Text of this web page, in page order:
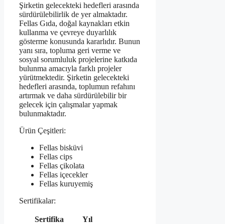
Şirketin gelecekteki hedefleri arasında
sürdürülebilirlik de yer almaktadır.
Fellas Gıda, doğal kaynakları etkin
kullanma ve çevreye duyarlılık
gösterme konusunda kararlıdır. Bunun
yanı sıra, topluma geri verme ve
sosyal sorumluluk projelerine katkıda
bulunma amacıyla farklı projeler
yürütmektedir. Şirketin gelecekteki
hedefleri arasında, toplumun refahını
artırmak ve daha sürdürülebilir bir
gelecek için çalışmalar yapmak
bulunmaktadır.
Ürün Çeşitleri:
Fellas bisküvi
Fellas cips
Fellas çikolata
Fellas içecekler
Fellas kuruyemiş
Sertifikalar:
Sertifika
Yıl